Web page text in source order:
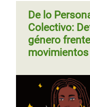
De lo
Colectivo:
género